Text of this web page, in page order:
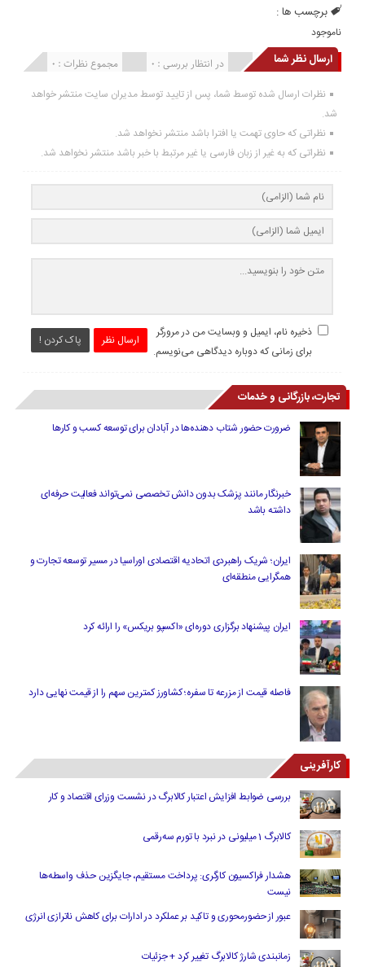
برچسب ها :
ناموجود
ارسال نظر شما مجموع نظرات : 0 در انتظار بررسی : 0 انتشار یافته : 0
نظرات ارسال شده توسط شما، پس از تایید توسط مدیران سایت منتشر خواهد
شد.
نظراتی که حاوی تهمت یا افترا باشد منتشر نخواهد شد.
نظراتی که به غیر از زبان فارسی یا غیر مرتبط با خبر باشد منتشر نخواهد شد.
ارسال نظر پاک کردن !
ذخیره نام، ایمیل و وبسایت من در مرورگر
برای زمانی که دوباره دیدگاهی می‌نویسم.
تجارت، بازرگانی و خدمات
ضرورت حضور شتاب ‌دهنده‌ها در آبادان برای توسعه کسب‌ و کارها
خبرنگار مانند پزشک بدون دانش تخصصی نمی‌تواند فعالیت حرفه‌ای
داشته باشد
ایران؛ شریک راهبردی اتحادیه اقتصادی اوراسیا در مسیر توسعه تجارت و
همگرایی منطقه‌ای
ایران پیشنهاد برگزاری دوره‌ای «اکسپو بریکس» را ارائه کرد
فاصله قیمت از مزرعه تا سفره؛ کشاورز کمترین سهم را از قیمت نهایی دارد
کارآفرینی
بررسی ضوابط افزایش اعتبار کالابرگ در نشست وزرای اقتصاد و کار
کالابرگ 1 میلیونی در نبرد با تورم سه‌رقمی
هشدار فراکسیون کارگری: پرداخت مستقیم، جایگزین حذف واسطه‌ها
نیست
عبور از حضورمحوری و تاکید بر عملکرد در ادارات برای کاهش ناترازی انرژی
زمانبندی شارژ کالابرگ تغییر کرد + جزئیات